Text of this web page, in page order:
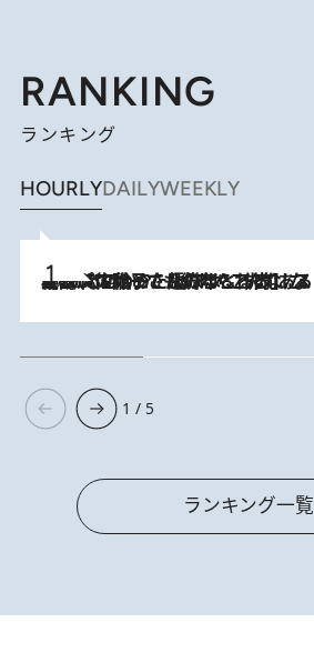
RANKING
ランキング
HOURLYDAILYWEEKLY
2026.8.5
【阿川佐和子さんの年とる力】なぜ70代で始めた趣味は“こんなに楽しい”のか？ ピアノ、俳句…スランプに陥っても続けられる“ある秘訣”とは
1 / 5
ランキング一覧